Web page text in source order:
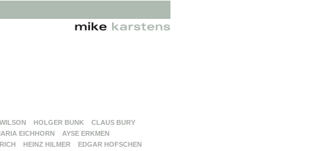
HOLGER BUNK
CLAUS BURY
EICHHORN
AYSE ERKMEN
HEINZ HILMER
EDGAR HOFSCHEN